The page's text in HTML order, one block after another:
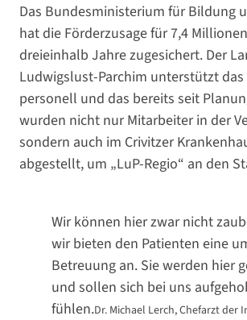
Das Bundesministerium für Bildung
hat die Förderzusage für 7,4
dreieinhalb Jahre zugesichert. Der
Ludwigslust-Parchim unterstützt
personell und das bereits seit
wurden nicht nur Mitarbeiter in der
sondern auch im Crivitzer
abgestellt, um „LuP-Regio“ an den
Wir können hier zwar nicht
wir bieten den Patienten eine
Betreuung an. Sie werden hier
und sollen sich bei uns
fühlen.Dr. Michael Lerch, Chefarzt der